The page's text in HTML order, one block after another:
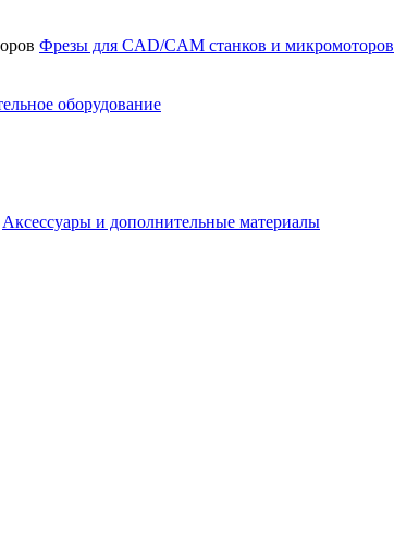
Фрезы для CAD/CAM станков и микромоторов
оборудование
Аксессуары и дополнительные материалы